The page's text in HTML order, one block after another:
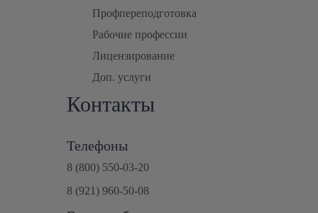
Профпереподготовка
Рабочие профессии
Лицензирование
Доп. услуги
Контакты
Телефоны
8 (800) 550-03-20
8 (921) 960-50-08